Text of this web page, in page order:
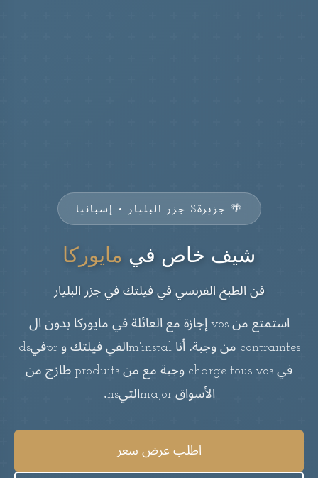
🌴 جزيرةS جزر البليار • إسبانيا
شيف خاص في مايوركا
فن الطبخ الفرنسي في فيلتك في جزر البليار
استمتع من vos إجازة مع العائلة في مايوركا بدون ال
contraintes من وجبة. أنا m'instalالفي فيلتك و prفيds
في charge tous vos وجبة مع من produits طازج من
الأسواق majorالتيns.
اطلب عرض سعر